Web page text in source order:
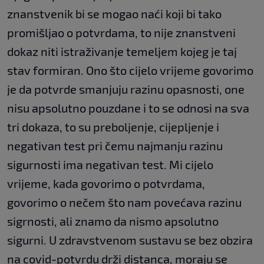
znanstvenik bi se mogao naći koji bi tako
promišljao o potvrdama, to nije znanstveni
dokaz niti istraživanje temeljem kojeg je taj
stav formiran. Ono što cijelo vrijeme govorimo
je da potvrde smanjuju razinu opasnosti, one
nisu apsolutno pouzdane i to se odnosi na sva
tri dokaza, to su preboljenje, cijepljenje i
negativan test pri čemu najmanju razinu
sigurnosti ima negativan test. Mi cijelo
vrijeme, kada govorimo o potvrdama,
govorimo o nečem što nam povećava razinu
sigrnosti, ali znamo da nismo apsolutno
sigurni. U zdravstvenom sustavu se bez obzira
na covid-potvrdu drži distanca, moraju se